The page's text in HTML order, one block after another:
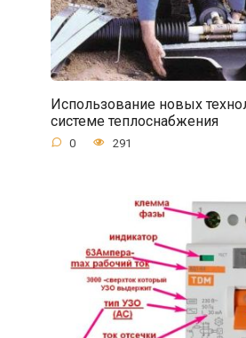
Использование новых
системе теплоснабжения
0 291